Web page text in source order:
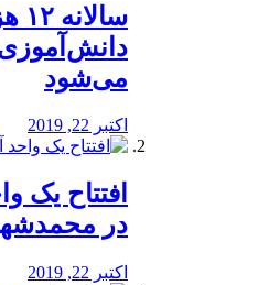
دانش‌آموزی
می‌شود
اکتبر 22, 2019
افتتاح یک
در
اکتبر 22, 2019